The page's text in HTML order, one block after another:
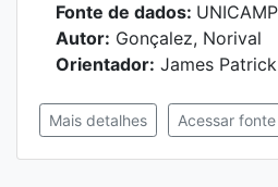
Fonte de dados:
Autor: Gonçalez, Norival
Orientador: James
Mais detalhes Acessar fonte